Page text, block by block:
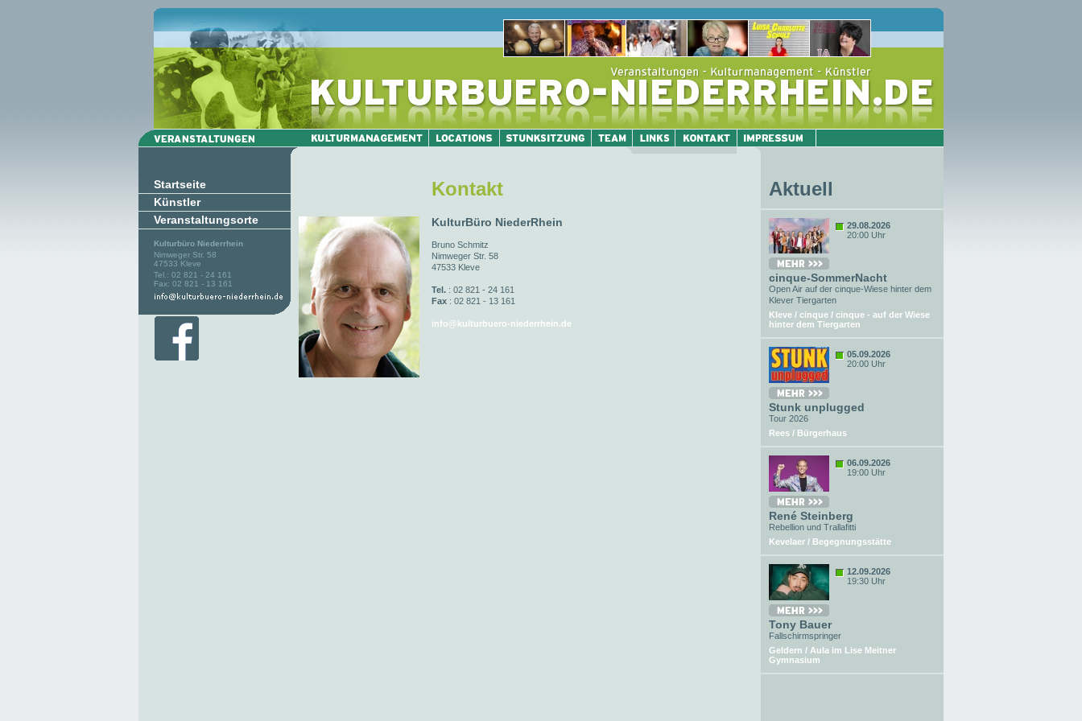
Startseite
Künstler
Veranstaltungsorte
Kulturbüro Niederrhein
Nimweger Str. 58
47533 Kleve
Tel.: 02 821 - 24 161
Fax: 02 821 - 13 161
Kontakt
KulturBüro NiederRhein
Bruno Schmitz
Nimweger Str. 58
47533 Kleve
Tel. : 02 821 - 24 161
Fax : 02 821 - 13 161
info@kulturbuero-niederrhein.de
Aktuell
29.08.2026
20:00 Uhr
cinque-SommerNacht
Open Air auf der cinque-Wiese hinter dem
Klever Tiergarten
Kleve / cinque / cinque - auf der Wiese
hinter dem Tiergarten
05.09.2026
20:00 Uhr
Stunk unplugged
Tour 2026
Rees / Bürgerhaus
06.09.2026
19:00 Uhr
René Steinberg
Rebellion und Trallafitti
Kevelaer / Begegnungsstätte
12.09.2026
19:30 Uhr
Tony Bauer
Fallschirmspringer
Geldern / Aula im Lise Meitner
Gymnasium